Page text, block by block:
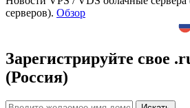
серверов). Обзор
Зарегистрируйте свое
(Россия)